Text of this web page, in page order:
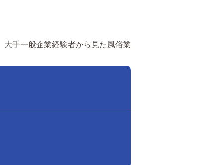
大手一般企業経験者から見た風俗業